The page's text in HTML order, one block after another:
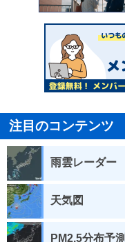
注目のコンテンツ
雨雲レーダー
天気図
PM2.5分布予測